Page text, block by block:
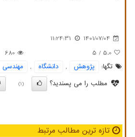
1401/07/04
11:24:31
5.0
/ 5
680
تگها:
پژوهش , دانشگاه ,
مهندسی
مطلب را می پسندید؟
(1)
تازه ترین مطالب مرتبط